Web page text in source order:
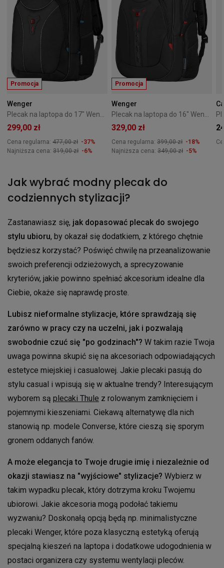
Promocja
Wenger
299,00 zł
Cena regularna: 477,00 zł -37%
Najniższa cena: 319,00 zł -6%
Promocja
Wenger
329,00 zł
Cena regularna: 399,00 zł -18%
Najniższa cena: 349,00 zł -5%
Jak wybrać modny plecak do
codziennych stylizacji?
Zastanawiasz się, jak dopasować plecak do swojego
stylu ubioru, by okazał się dodatkiem, z którego chętnie
będziesz korzystać? Poświęć chwilę na przeanalizowanie
swoich preferencji odzieżowych, a sprecyzowanie
kryteriów, jakie powinno spełniać akcesorium idealne dla
Ciebie, okaże się naprawdę proste.
Lubisz nieformalne stylizacje, które sprawdzają się
zarówno w pracy czy na uczelni, jak i pozwalają
swobodnie czuć się "po godzinach"? W takim razie Twoja
uwaga powinna skupić się na akcesoriach odpowiadających
estetyce miejskiej i casualowej. Jakie plecaki pasują do
stylu casual i wpisują się w aktualne trendy? Interesującym
wyborem są plecaki Thule z rolowanym zamknięciem i
pojemnymi kieszeniami. Ciekawą alternatywę dla nich
stanowią np. modele Converse, które cieszą się sporym
gronem oddanych fanów.
A może elegancja to Twoje drugie imię i niezależnie od
okazji stawiasz na "wyjściowe" stylizacje? Wybierz w
takim wypadku plecak, który dotrzyma kroku Twojemu
ubiorowi. Jakie akcesoria mogą podołać takiemu
wyzwaniu? Doskonałą opcją będą np. minimalistyczne
plecaki Wenger, które poza klasyczną estetyką oferują
specjalną kieszeń na laptopa i dodatkowe udogodnienia w
postaci organizera czy systemu wentylacji pleców.